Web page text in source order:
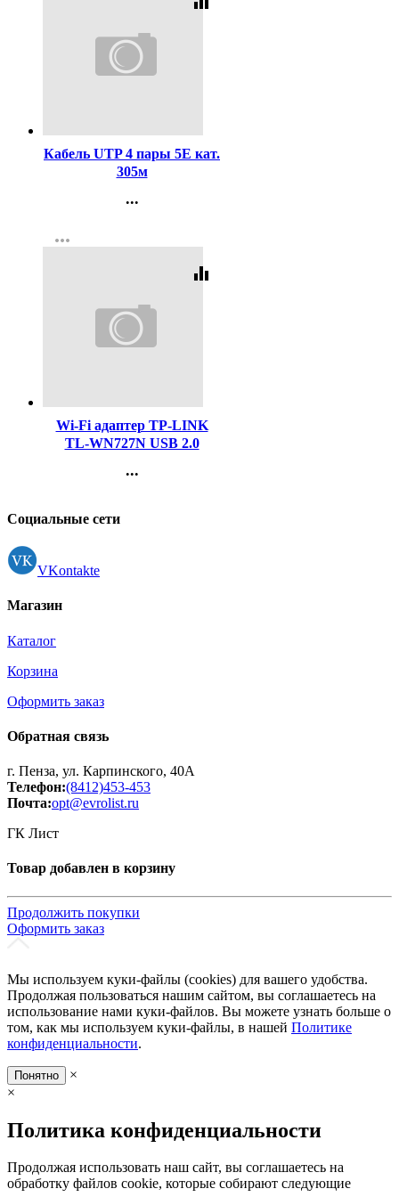
Кабель UTP 4 пары 5E кат.
305м
...
Регистрация
more_horiz
equalizer
Wi-Fi адаптер TP-LINK
TL-WN727N USB 2.0
...
Регистрация
Социальные сети
VKontakte
Магазин
Каталог
Корзина
Оформить заказ
Обратная связь
г. Пенза, ул. Карпинского, 40А
Телефон:(8412)453-453
Почта:opt@evrolist.ru
ГК Лист
Товар добавлен в корзину
Продолжить покупки
Оформить заказ
Мы используем куки-файлы (cookies) для вашего удобства.
Продолжая пользоваться нашим сайтом, вы соглашаетесь на
использование нами куки-файлов. Вы можете узнать больше о
том, как мы используем куки-файлы, в нашей Политике
конфиденциальности.
Понятно
×
×
Политика конфиденциальности
Продолжая использовать наш сайт, вы соглашаетесь на
обработку файлов cookie, которые собирают следующие